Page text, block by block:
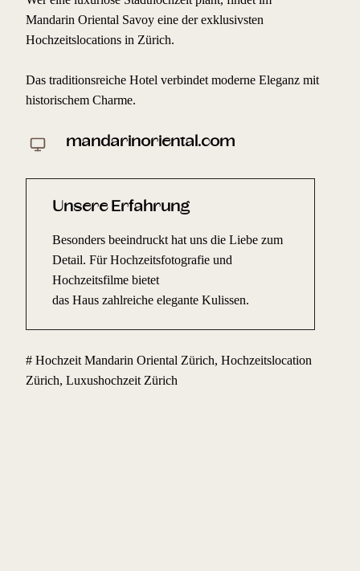
Mandarin Oriental Savoy eine der exklusivsten
Hochzeitslocations in Zürich.
Das traditionsreiche Hotel verbindet moderne Eleganz mit
historischem Charme.
mandarinoriental.com
Unsere Erfahrung
Besonders beeindruckt hat uns die Liebe zum
Detail. Für Hochzeitsfotografie und
Hochzeitsfilme bietet
das Haus zahlreiche elegante Kulissen.
# Hochzeit Mandarin Oriental Zürich, Hochzeitslocation
Zürich, Luxushochzeit Zürich